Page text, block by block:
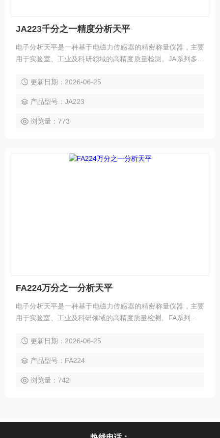
JA223千分之一精度分析天平
电子分析天平是一种基于电磁力传感器的精密称量仪器，主要
用于实验室、工业及科研领域的高精度质量检测。JA系列多功
应速度更快、故障更少。千分之一精度分析天平
更新日期：2026-06-25
产品型号：JA223
浏览量：773
FA224万分之一分析天平
电子分析天平是一种基于电磁力传感器的精密称量仪器，主要
用于实验室、工业及科研领域的高精度质量检测。FA系列多功
应速度更快、故障更少。万分之一分析天平
更新日期：2026-06-25
产品型号：FA224
浏览量：742